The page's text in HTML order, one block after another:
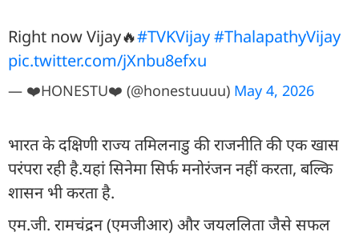
Right now Vijay🔥#TVKVijay‌#ThalapathyVijay
pic.twitter.com/jXnbu8efxu
— ❤️HONESTU❤️ (@honestuuuu) May 4, 2026
भारत के दक्षिणी राज्य तमिलनाडु की राजनीति की एक खास
परंपरा रही है.यहां सिनेमा सिर्फ मनोरंजन नहीं करता, बल्कि
शासन भी करता है.
एम.जी. रामचंद्रन (एमजीआर) और जयललिता जैसे सफल